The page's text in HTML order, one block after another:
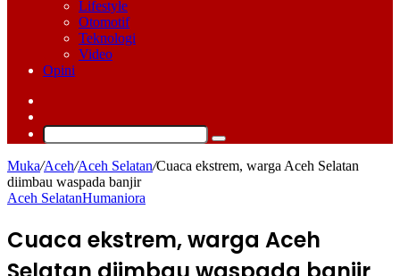
Lifestyle
Otomotif
Teknologi
Video
Opini
skin
Cari
Muka/Aceh/Aceh Selatan/Cuaca ekstrem, warga Aceh Selatan
diimbau waspada banjir
Aceh SelatanHumaniora
Cuaca ekstrem, warga Aceh